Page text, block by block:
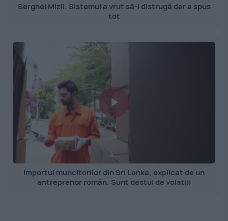
Serghei Mizil. Sistemul a vrut să-l distrugă dar a spus
tot
Importul muncitorilor din Sri Lanka, explicat de un
antreprenor român. Sunt destul de volatili